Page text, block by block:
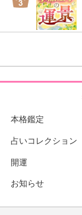
本格鑑定
占いコレクション
開運
お知らせ